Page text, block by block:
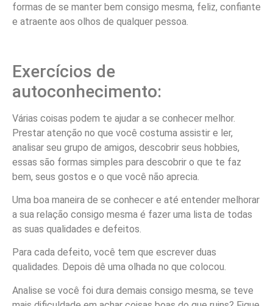
formas de se manter bem consigo mesma, feliz, confiante
e atraente aos olhos de qualquer pessoa.
Exercícios de
autoconhecimento:
Várias coisas podem te ajudar a se conhecer melhor.
Prestar atenção no que você costuma assistir e ler,
analisar seu grupo de amigos, descobrir seus hobbies,
essas são formas simples para descobrir o que te faz
bem, seus gostos e o que você não aprecia.
Uma boa maneira de se conhecer e até entender melhorar
a sua relação consigo mesma é fazer uma lista de todas
as suas qualidades e defeitos.
Para cada defeito, você tem que escrever duas
qualidades. Depois dê uma olhada no que colocou.
Analise se você foi dura demais consigo mesma, se teve